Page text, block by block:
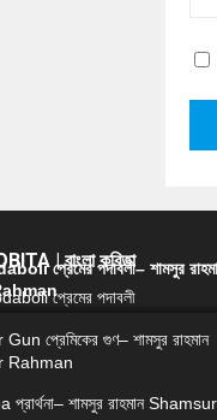
| বাংলা কবিতা
প্রেমের পদাবলী– শামসুর
প্রেমিকের গুণ– শামসুর রাহমান
Rahman
শামসুর রাহমান Shamsur